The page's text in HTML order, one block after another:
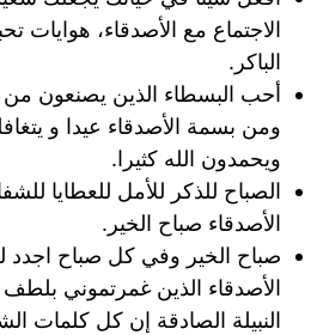
الاجتماع مع الأصدقاء، هوايات
الباكر.
أحب البسطاء الذين يصنعون من
ومن بسمة الأصدقاء عيدا و
ويحمدون الله كثيرا.
الصباح للذكر للأمل للعطايا
الأصدقاء صباح الخير.
صباح الخير وفي كل صباح اجدد
الأصدقاء الذين غمرتموني
النبيلة الصادقة إن كل كلمات